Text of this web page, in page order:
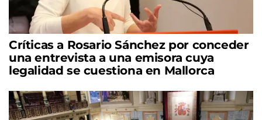
Críticas a Rosario Sánchez por conceder
una entrevista a una emisora cuya
legalidad se cuestiona en Mallorca